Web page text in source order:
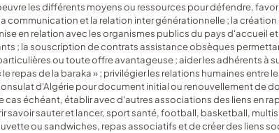
communication et la relation inter générationnelle ; la
en relation avec les organismes publics du pays d'accueil
; la souscription de contrats assistance obsèques
ou toute offre avantageuse ; aider les adhérents à
le repas de la baraka » ; privilégier les relations humaines
d'Algérie pour document initial ou renouvellement de
cas échéant, établir avec d'autres associations des liens en
savoir sauter et lancer, sport santé, football, basketball,
ou sandwiches, repas associatifs et de créer des liens